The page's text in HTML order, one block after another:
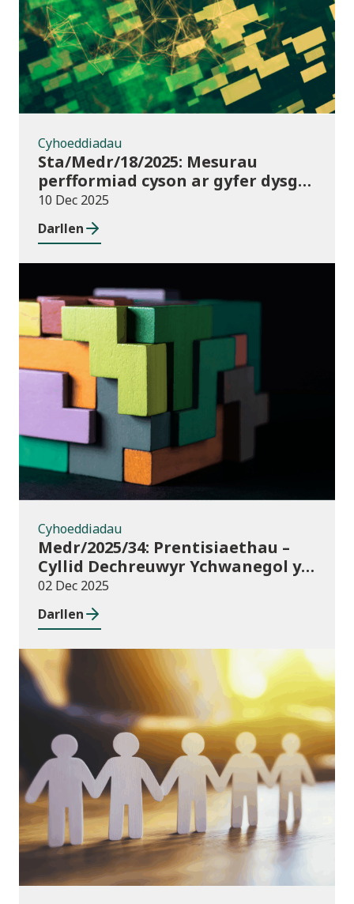
Cyhoeddiadau
Sta/Medr/18/2025: Mesurau
perfformiad cyson ar gyfer dysgu
ôl-16: Cyrchfannau dysgwyr, Awst
2021 i Orffennaf 2023
10 Dec 2025
Darllen
Cyhoeddiadau
Cyhoeddiadau
Medr/2025/34: Prentisiaethau –
Cyllid Dechreuwyr Ychwanegol y
Rhaglen Lywodraethu
02 Dec 2025
Darllen
Cyhoeddiadau